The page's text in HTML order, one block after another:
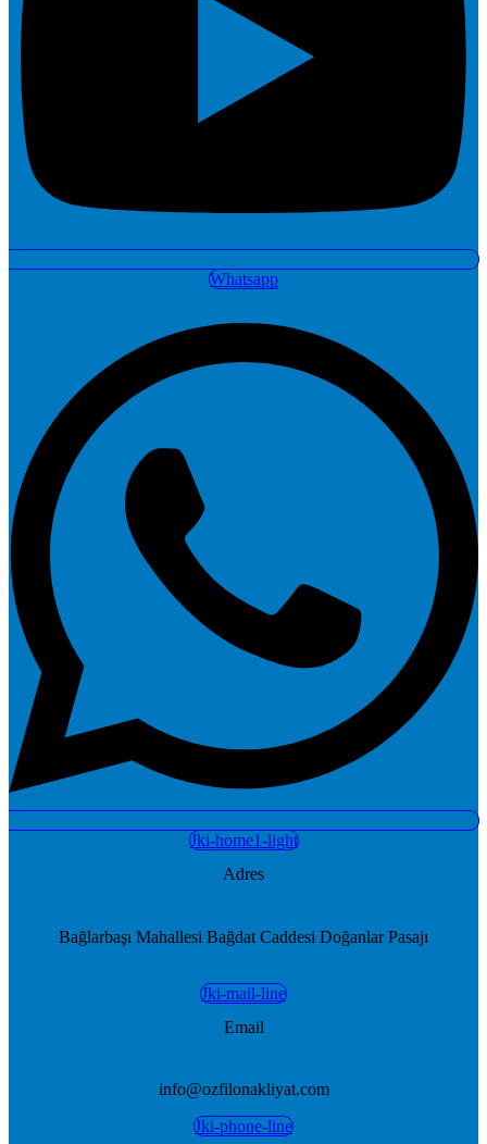
Whatsapp
Jki-home1-light
Adres
Bağlarbaşı Mahallesi Bağdat Caddesi Doğanlar Pasajı
Jki-mail-line
Email
info@ozfilonakliyat.com
Jki-phone-line